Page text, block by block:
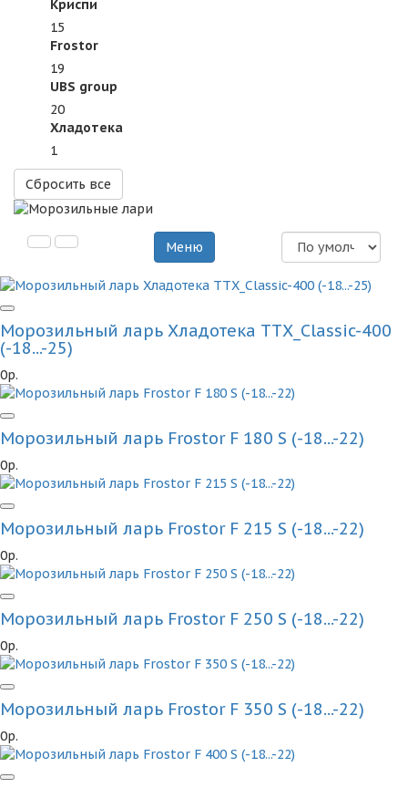
Криспи
15
Frostor
19
UBS group
20
Хладотека
1
Сбросить все
Меню
Морозильный ларь Хладотека ТТХ_Classic-400
(-18...-25)
0р.
Морозильный ларь Frostor F 180 S (-18...-22)
0р.
Морозильный ларь Frostor F 215 S (-18...-22)
0р.
Морозильный ларь Frostor F 250 S (-18...-22)
0р.
Морозильный ларь Frostor F 350 S (-18...-22)
0р.